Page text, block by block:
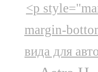
<p
margin-
вида для